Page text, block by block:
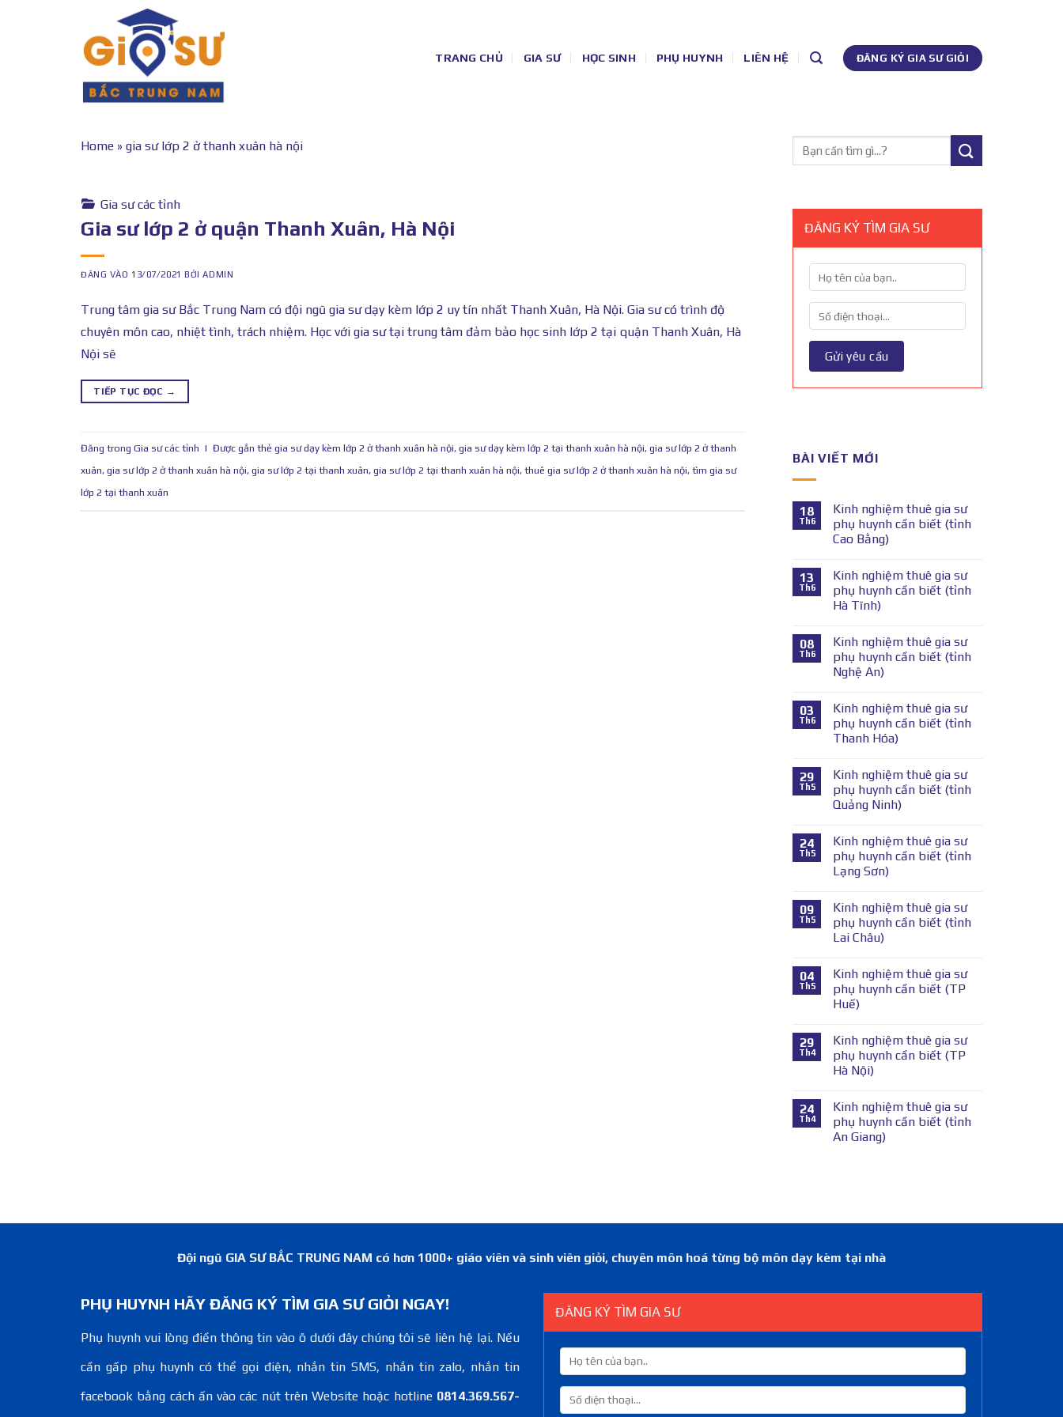
TRANG CHỦ GIA SƯ HỌC SINH PHỤ HUYNH LIÊN HỆ ĐĂNG KÝ GIA SƯ GIỎI
Home » gia sư lớp 2 ở thanh xuân hà nội
Gia sư các tỉnh
Gia sư lớp 2 ở quận Thanh Xuân, Hà Nội
ĐĂNG VÀO 13/07/2021 BỞIADMIN
Trung tâm gia sư Bắc Trung Nam có đội ngũ gia sư dạy kèm lớp 2 uy tín nhất Thanh Xuân, Hà Nội. Gia sư có trình độ
chuyên môn cao, nhiệt tình, trách nhiệm. Học với gia sư tại trung tâm đảm bảo học sinh lớp 2 tại quận Thanh Xuân, Hà
Nội sẽ
TIẾP TỤC ĐỌC →
Đăng trong Gia sư các tỉnh | Được gắn thẻ gia sư dạy kèm lớp 2 ở thanh xuân hà nội, gia sư dạy kèm lớp 2 tại thanh xuân hà nội, gia sư lớp 2 ở thanh
xuân, gia sư lớp 2 ở thanh xuân hà nội, gia sư lớp 2 tại thanh xuân, gia sư lớp 2 tại thanh xuân hà nội, thuê gia sư lớp 2 ở thanh xuân hà nội, tìm gia sư
lớp 2 tại thanh xuân
ĐĂNG KÝ TÌM GIA SƯ
BÀI VIẾT MỚI
18
Th6
Kinh nghiệm thuê gia sư
phụ huynh cần biết (tỉnh
Cao Bằng)
13
Th6
Kinh nghiệm thuê gia sư
phụ huynh cần biết (tỉnh
Hà Tĩnh)
08
Th6
Kinh nghiệm thuê gia sư
phụ huynh cần biết (tỉnh
Nghệ An)
03
Th6
Kinh nghiệm thuê gia sư
phụ huynh cần biết (tỉnh
Thanh Hóa)
29
Th5
Kinh nghiệm thuê gia sư
phụ huynh cần biết (tỉnh
Quảng Ninh)
24
Th5
Kinh nghiệm thuê gia sư
phụ huynh cần biết (tỉnh
Lạng Sơn)
09
Th5
Kinh nghiệm thuê gia sư
phụ huynh cần biết (tỉnh
Lai Châu)
04
Th5
Kinh nghiệm thuê gia sư
phụ huynh cần biết (TP
Huế)
29
Th4
Kinh nghiệm thuê gia sư
phụ huynh cần biết (TP
Hà Nội)
24
Th4
Kinh nghiệm thuê gia sư
phụ huynh cần biết (tỉnh
An Giang)
Đội ngũ GIA SƯ BẮC TRUNG NAM có hơn 1000+ giáo viên và sinh viên giỏi, chuyên môn hoá từng bộ môn dạy kèm tại nhà
PHỤ HUYNH HÃY ĐĂNG KÝ TÌM GIA SƯ GIỎI NGAY!
Phụ huynh vui lòng điền thông tin vào ô dưới đây chúng tôi sẽ liên hệ lại. Nếu
cần gấp phụ huynh có thể gọi điện, nhắn tin SMS, nhắn tin zalo, nhắn tin
facebook bằng cách ấn vào các nút trên Website hoặc hotline 0814.369.567-
ĐĂNG KÝ TÌM GIA SƯ